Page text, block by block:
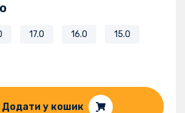
17.0 16.0 15.0
Додати у кошик